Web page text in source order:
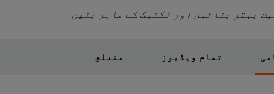
بہتر بنائیں اور تکنیک کے ماہر بنیں
تمام ویڈیوز متعلق